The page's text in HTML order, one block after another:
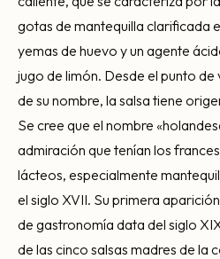
gotas de mantequilla clarificada
yemas de huevo y un agente
jugo de limón. Desde el punto
de su nombre, la salsa tiene
Se cree que el nombre
admiración que tenían los
lácteos, especialmente
el siglo XVII. Su primera
de gastronomía data del siglo
de las cinco salsas madres de la